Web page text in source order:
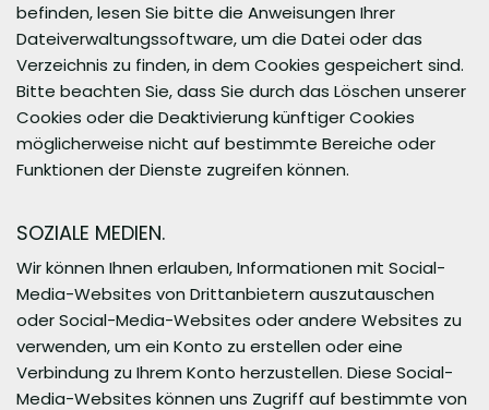
befinden, lesen Sie bitte die Anweisungen Ihrer
Dateiverwaltungssoftware, um die Datei oder das
Verzeichnis zu finden, in dem Cookies gespeichert sind.
Bitte beachten Sie, dass Sie durch das Löschen unserer
Cookies oder die Deaktivierung künftiger Cookies
möglicherweise nicht auf bestimmte Bereiche oder
Funktionen der Dienste zugreifen können.
SOZIALE MEDIEN.
Wir können Ihnen erlauben, Informationen mit Social-
Media-Websites von Drittanbietern auszutauschen
oder Social-Media-Websites oder andere Websites zu
verwenden, um ein Konto zu erstellen oder eine
Verbindung zu Ihrem Konto herzustellen. Diese Social-
Media-Websites können uns Zugriff auf bestimmte von